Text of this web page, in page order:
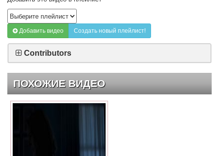
Добавить видео Создать новый плейлист!
Contributors
ПОХОЖИЕ ВИДЕО